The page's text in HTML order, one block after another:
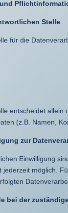
Stelle
für die
entscheidet
(z.B. Namen,
zur
Einwilligung
jederzeit möglich.
bei der